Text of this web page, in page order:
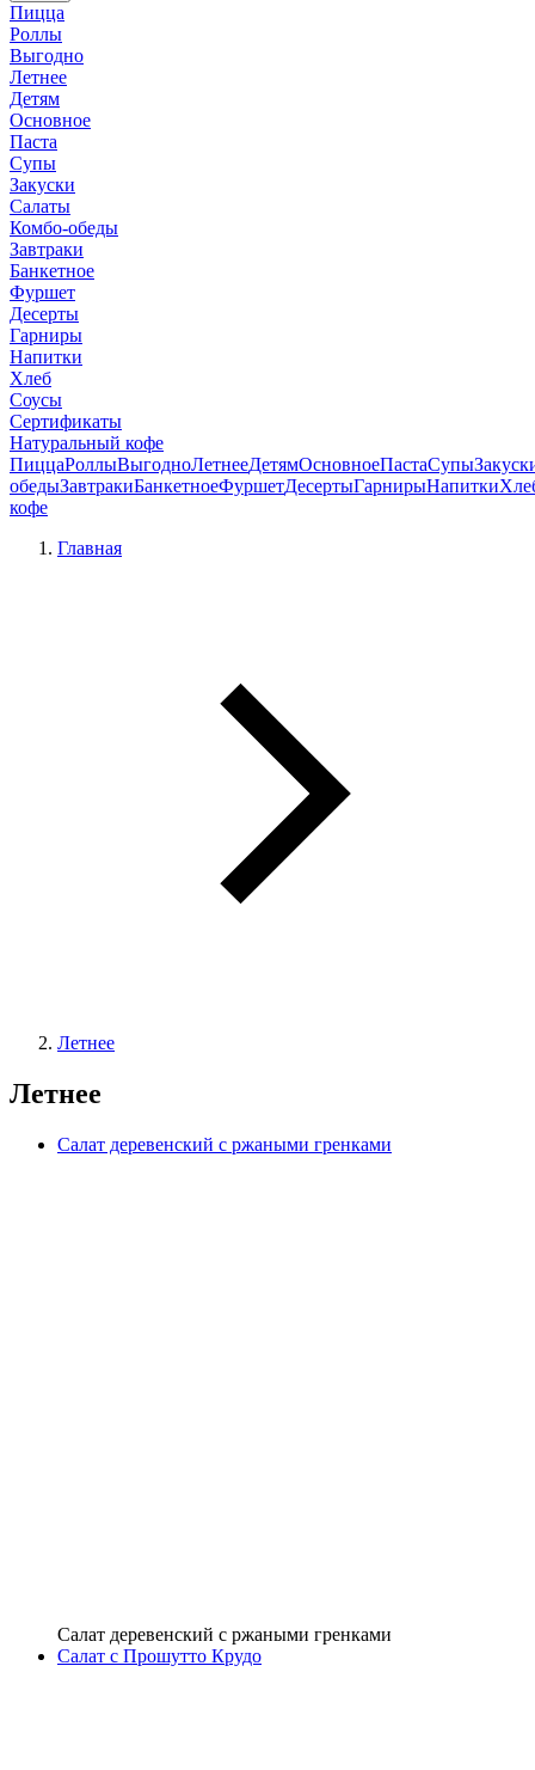
Пицца
Роллы
Выгодно
Летнее
Детям
Основное
Паста
Супы
Закуски
Салаты
Комбо-обеды
Завтраки
Банкетное
Фуршет
Десерты
Гарниры
Напитки
Хлеб
Соусы
Сертификаты
Натуральный кофе
ПиццаРоллыВыгодноЛетнееДетямОсновноеПастаСупы
обедыЗавтракиБанкетноеФуршетДесертыГарнирыНапитки
кофе
Главная
Летнее
Летнее
Салат деревенский с ржаными гренками
Салат деревенский с ржаными гренками
Салат с Прошутто Крудо